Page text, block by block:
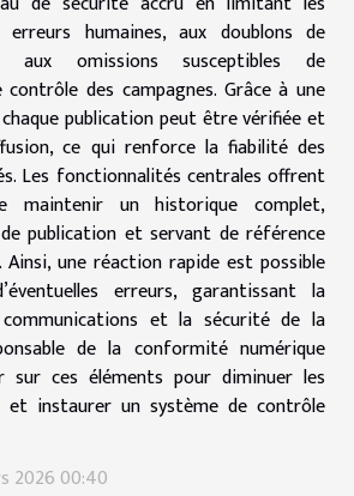
humaines, aux doublons de
aux omissions susceptibles de
des campagnes. Grâce à une
publication peut être vérifiée et
ce qui renforce la fiabilité des
Les fonctionnalités centrales offrent
maintenir un historique complet,
publication et servant de référence
Ainsi, une réaction rapide est possible
erreurs, garantissant la
et la sécurité de la
de la conformité numérique
sur ces éléments pour diminuer les
et instaurer un système de contrôle
2026 00:40